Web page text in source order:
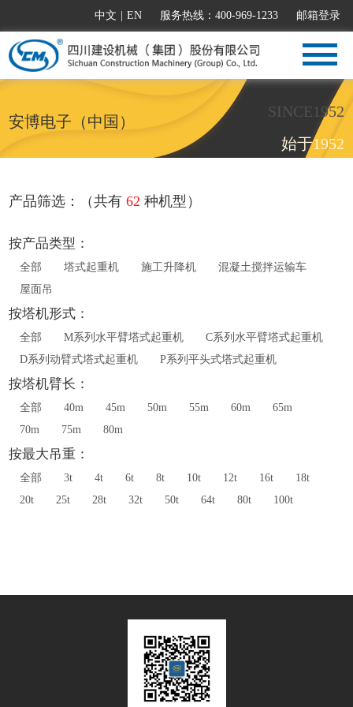
中文 EN 服务热线：400-969-1233 邮箱登录
安博电子（中国）
SINCE1952
始于1952
产品筛选：（共有62 种机型）
按产品类型：
全部 塔式起重机 施工升降机
混凝土搅拌运输车
屋面吊
按塔机形式：
全部 M系列水平臂塔式起重机
C系列水平臂塔式起重机
D系列动臂式塔式起重机
P系列平头式塔式起重机
按塔机臂长：
全部 40m 45m 50m 55m 60m
65m
70m
75m 80m
按最大吊重：
全部 3t 4t 6t 8t 10t 12t 16t
18t
20t
25t 28t 32t 50t 64t 80t 100t